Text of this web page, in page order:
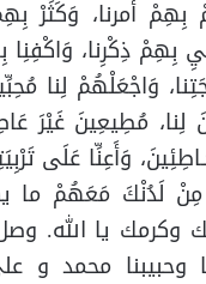
أمرنا، وَكَثِّرْ
بِهِمْ ذِكْرِنا،
وَاجْعَلْهُمْ لِنا
مُطِيعِينَ غَيْرَ
وَأَعِنِّا عَلَى
لَدُنْكَ مَعَهُمْ ما
وكرمك يا الله.
وحبيبنا محمد و